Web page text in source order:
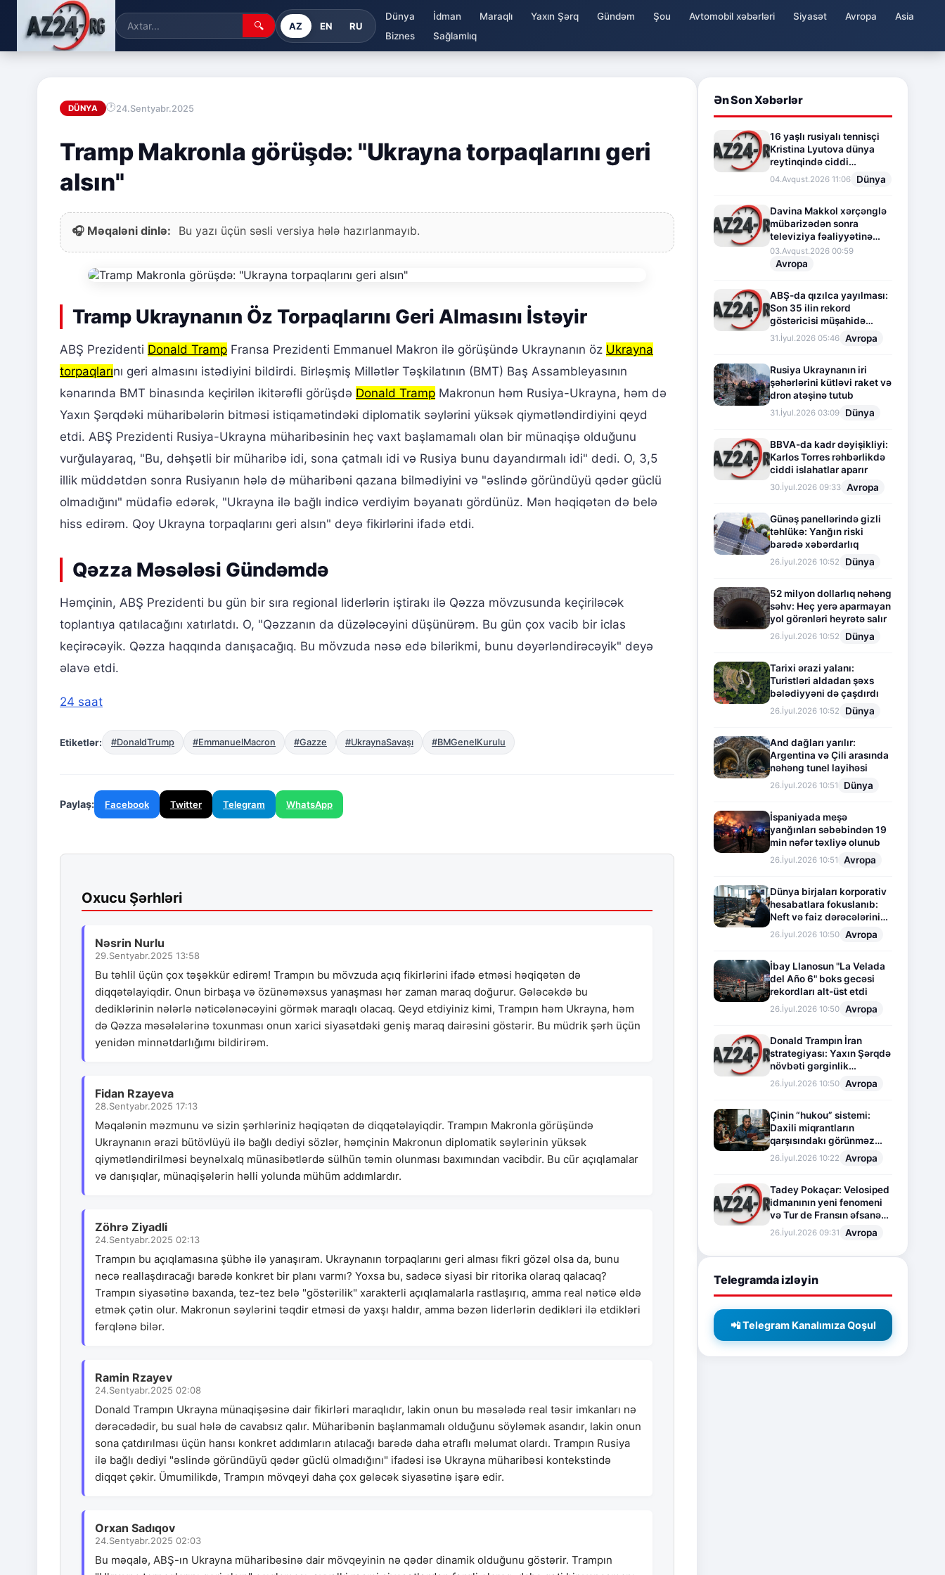
🔍 AZ EN RU
Dünya İdman Maraqlı Yaxın Şərq Gündəm Şou Avtomobil xəbərləri Siyasət Avropa
Asia
Biznes
Sağlamlıq
DÜNYA 24.Sentyabr.2025
Tramp Makronla görüşdə: "Ukrayna torpaqlarını geri
alsın"
🎧 Məqaləni dinlə: Bu yazı üçün səsli versiya hələ hazırlanmayıb.
Tramp Ukraynanın Öz Torpaqlarını Geri Almasını İstəyir
ABŞ Prezidenti Donald Tramp Fransa Prezidenti Emmanuel Makron ilə görüşündə Ukraynanın öz Ukrayna
torpaqlarını geri almasını istədiyini bildirdi. Birləşmiş Millətlər Təşkilatının (BMT) Baş Assambleyasının
kənarında BMT binasında keçirilən ikitərəfli görüşdə Donald Tramp Makronun həm Rusiya-Ukrayna, həm də
Yaxın Şərqdəki müharibələrin bitməsi istiqamətindəki diplomatik səylərini yüksək qiymətləndirdiyini qeyd
etdi. ABŞ Prezidenti Rusiya-Ukrayna müharibəsinin heç vaxt başlamamalı olan bir münaqişə olduğunu
vurğulayaraq, "Bu, dəhşətli bir müharibə idi, sona çatmalı idi və Rusiya bunu dayandırmalı idi" dedi. O, 3,5
illik müddətdən sonra Rusiyanın hələ də müharibəni qazana bilmədiyini və "əslində göründüyü qədər güclü
olmadığını" müdafiə edərək, "Ukrayna ilə bağlı indicə verdiyim bəyanatı gördünüz. Mən həqiqətən də belə
hiss edirəm. Qoy Ukrayna torpaqlarını geri alsın" deyə fikirlərini ifadə etdi.
Qəzza Məsələsi Gündəmdə
Həmçinin, ABŞ Prezidenti bu gün bir sıra regional liderlərin iştirakı ilə Qəzza mövzusunda keçiriləcək
toplantıya qatılacağını xatırlatdı. O, "Qəzzanın da düzələcəyini düşünürəm. Bu gün çox vacib bir iclas
keçirəcəyik. Qəzza haqqında danışacağıq. Bu mövzuda nəsə edə bilərikmi, bunu dəyərləndirəcəyik" deyə
əlavə etdi.
24 saat
Etiketlər: #DonaldTrump #EmmanuelMacron #Gazze #UkraynaSavaşı #BMGenelKurulu
Paylaş: Facebook Twitter Telegram WhatsApp
Oxucu Şərhləri
Nəsrin Nurlu
29.Sentyabr.2025 13:58
Bu təhlil üçün çox təşəkkür edirəm! Trampın bu mövzuda açıq fikirlərini ifadə etməsi həqiqətən də
diqqətəlayiqdir. Onun birbaşa və özünəməxsus yanaşması hər zaman maraq doğurur. Gələcəkdə bu
dediklərinin nələrlə nəticələnəcəyini görmək maraqlı olacaq. Qeyd etdiyiniz kimi, Trampın həm Ukrayna, həm
də Qəzza məsələlərinə toxunması onun xarici siyasətdəki geniş maraq dairəsini göstərir. Bu müdrik şərh üçün
yenidən minnətdarlığımı bildirirəm.
Fidan Rzayeva
28.Sentyabr.2025 17:13
Məqalənin məzmunu və sizin şərhləriniz həqiqətən də diqqətəlayiqdir. Trampın Makronla görüşündə
Ukraynanın ərazi bütövlüyü ilə bağlı dediyi sözlər, həmçinin Makronun diplomatik səylərinin yüksək
qiymətləndirilməsi beynəlxalq münasibətlərdə sülhün təmin olunması baxımından vacibdir. Bu cür açıqlamalar
və danışıqlar, münaqişələrin həlli yolunda mühüm addımlardır.
Zöhrə Ziyadli
24.Sentyabr.2025 02:13
Trampın bu açıqlamasına şübhə ilə yanaşıram. Ukraynanın torpaqlarını geri alması fikri gözəl olsa da, bunu
necə reallaşdıracağı barədə konkret bir planı varmı? Yoxsa bu, sadəcə siyasi bir ritorika olaraq qalacaq?
Trampın siyasətinə baxanda, tez-tez belə "göstərilik" xarakterli açıqlamalarla rastlaşırıq, amma real nəticə əldə
etmək çətin olur. Makronun səylərini təqdir etməsi də yaxşı haldır, amma bəzən liderlərin dedikləri ilə etdikləri
fərqlənə bilər.
Ramin Rzayev
24.Sentyabr.2025 02:08
Donald Trampın Ukrayna münaqişəsinə dair fikirləri maraqlıdır, lakin onun bu məsələdə real təsir imkanları nə
dərəcədədir, bu sual hələ də cavabsız qalır. Müharibənin başlanmamalı olduğunu söyləmək asandır, lakin onun
sona çatdırılması üçün hansı konkret addımların atılacağı barədə daha ətraflı məlumat olardı. Trampın Rusiya
ilə bağlı dediyi "əslində göründüyü qədər güclü olmadığını" ifadəsi isə Ukrayna müharibəsi kontekstində
diqqət çəkir. Ümumilikdə, Trampın mövqeyi daha çox gələcək siyasətinə işarə edir.
Orxan Sadıqov
24.Sentyabr.2025 02:03
Bu məqalə, ABŞ-ın Ukrayna müharibəsinə dair mövqeyinin nə qədər dinamik olduğunu göstərir. Trampın
Ən Son Xəbərlər
16 yaşlı rusiyalı tennisçi
Kristina Lyutova dünya
reytinqində ciddi
irəliləyişə imza atdı
04.Avqust.2026 11:06 Dünya
Davina Makkol xərçənglə
mübarizədən sonra
televiziya fəaliyyətinə
fasilə verir
03.Avqust.2026 00:59
Avropa
ABŞ-da qızılca yayılması:
Son 35 ilin rekord
göstəricisi müşahidə
olunur
31.İyul.2026 05:46 Avropa
Rusiya Ukraynanın iri
şəhərlərini kütləvi raket və
dron atəşinə tutub
31.İyul.2026 03:09 Dünya
BBVA-da kadr dəyişikliyi:
Karlos Torres rəhbərlikdə
ciddi islahatlar aparır
30.İyul.2026 09:33 Avropa
Günəş panellərində gizli
təhlükə: Yanğın riski
barədə xəbərdarlıq
26.İyul.2026 10:52 Dünya
52 milyon dollarlıq nəhəng
səhv: Heç yerə aparmayan
yol görənləri heyrətə salır
26.İyul.2026 10:52 Dünya
Tarixi ərazi yalanı:
Turistləri aldadan şəxs
bələdiyyəni də çaşdırdı
26.İyul.2026 10:52 Dünya
And dağları yarılır:
Argentina və Çili arasında
nəhəng tunel layihəsi
26.İyul.2026 10:51 Dünya
İspaniyada meşə
yanğınları səbəbindən 19
min nəfər təxliyə olunub
26.İyul.2026 10:51 Avropa
Dünya birjaları korporativ
hesabatlara fokuslanıb:
Neft və faiz dərəcələrinin
təsiri altında cari vəziyyət
26.İyul.2026 10:50 Avropa
İbay Llanosun "La Velada
del Año 6" boks gecəsi
rekordları alt-üst etdi
26.İyul.2026 10:50 Avropa
Donald Trampın İran
strategiyası: Yaxın Şərqdə
növbəti gərginlik
mərhələsi
26.İyul.2026 10:50 Avropa
Çinin “hukou” sistemi:
Daxili miqrantların
qarşısındakı görünməz
sədd
26.İyul.2026 10:22 Avropa
Tadey Pokaçar: Velosiped
idmanının yeni fenomeni
və Tur de Fransın əfsanəvi
səhifəsi
26.İyul.2026 09:31 Avropa
Telegramda izləyin
📲 Telegram Kanalımıza Qoşul